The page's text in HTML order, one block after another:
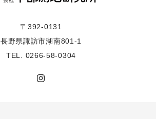
〒392-0131
長野県諏訪市湖南801-1
TEL. 0266-58-0304